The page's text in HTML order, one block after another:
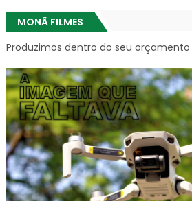
MONÃ FILMES
Produzimos dentro do seu orçamento